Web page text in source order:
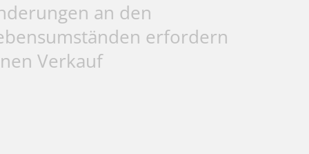
Änderungen an den
Lebensumständen erfordern
einen Verkauf